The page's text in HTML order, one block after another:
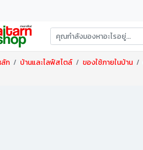
ลัก บ้านและไลฟ์สไตล์ ของใช้ภายในบ้าน